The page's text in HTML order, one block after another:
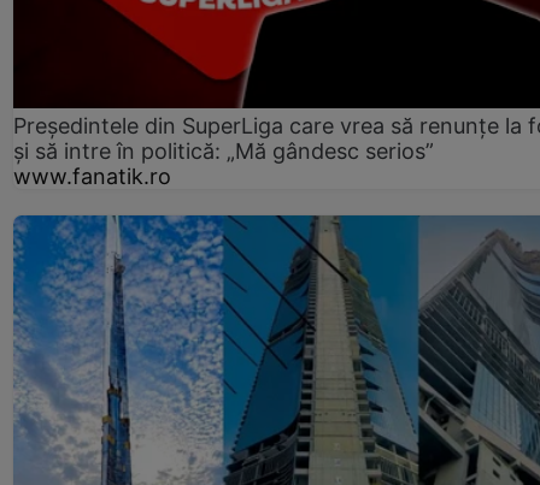
Președintele din SuperLiga care vrea să renunțe la
și să intre în politică: „Mă gândesc serios”
www.fanatik.ro